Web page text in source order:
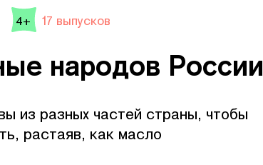
4+ 17 выпусков
народов России
из разных частей страны, чтобы
растаяв, как масло